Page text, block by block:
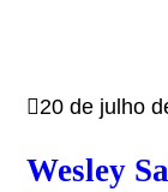
20 de julho
Wesley